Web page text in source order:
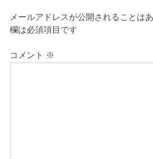
メールアドレスが公開されることはあ
欄は必須項目です
コメント ※